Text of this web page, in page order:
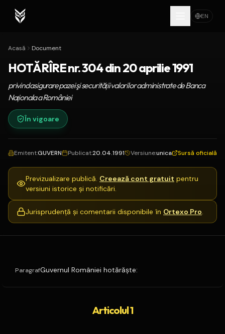
EN
Acasă Document
HOTĂRÎRE nr. 304 din 20 aprilie 1991
privind asigurare pazei şi securităţii valorilor administrate de Banca
Naţionala a României
În vigoare
Emitent:GUVERN Publicat:20.04.1991 Versiune:unica Sursă oficială
Previzualizare publică. Creează cont gratuit pentru
versiuni istorice și notificări.
Jurisprudență și comentarii disponibile în Ortexo Pro.
ParagrafGuvernul României hotărăşte:
Articolul 1